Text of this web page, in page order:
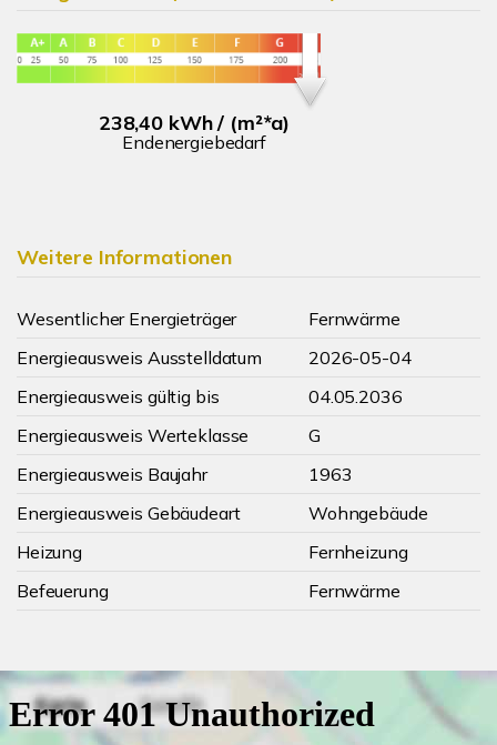
238,40 kWh / (m²*a)
Endenergiebedarf
Weitere Informationen
Wesentlicher Energieträger
Fernwärme
Energieausweis Ausstelldatum
2026-05-04
Energieausweis gültig bis
04.05.2036
Energieausweis Werteklasse
G
Energieausweis Baujahr
1963
Energieausweis Gebäudeart
Wohngebäude
Heizung
Fernheizung
Befeuerung
Fernwärme